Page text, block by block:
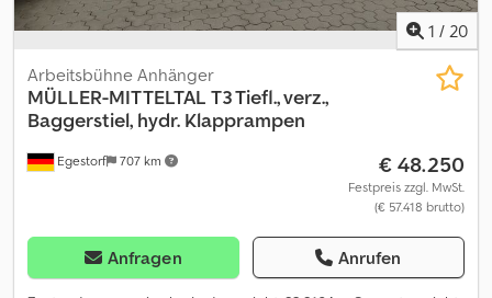
1 / 20
Egestorf 707 km
Arbeitsbühne Anhänger
MÜLLER-MITTELTAL T3 Tiefl., verz.,
Baggerstiel, hydr. Klapprampen
€ 48.250
Festpreis zzgl. MwSt.
(€ 57.418 brutto)
Anfragen Anrufen